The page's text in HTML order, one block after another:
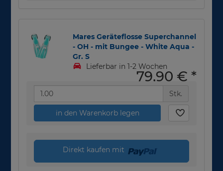
Mares Geräteflosse Superchannel
- OH - mit Bungee - White Aqua -
Gr. S
Lieferbar in 1-2 Wochen
79,90 € *
Stk.
in den Warenkorb legen
Direkt kaufen mit